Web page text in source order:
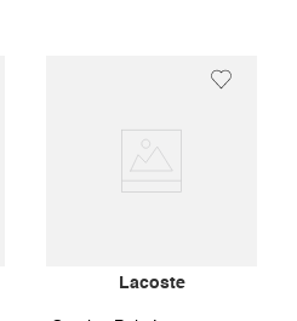
Lacoste